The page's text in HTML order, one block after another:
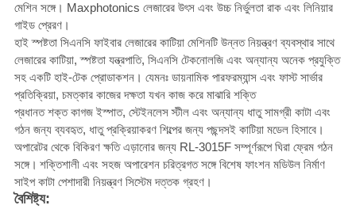
মেশিন সঙ্গে। Maxphotonics লেজারের উৎস এবং উচ্চ নির্ভুলতা রাক এবং লিনিয়ার
গাইড প্রেরণ।
হাই স্পষ্টতা সিএনসি ফাইবার লেজারের কাটিয়া মেশিনটি উন্নত নিয়ন্ত্রণ ব্যবস্থার সাথে
লেজারের কাটিয়া, স্পষ্টতা যন্ত্রপাতি, সিএনসি টেকনোলজি এবং অন্যান্য অনেক প্রযুক্তি
সহ একটি হাই-টেক প্রোডাকশন। যেমনঃ ডায়নামিক পারফরম্যান্স এবং ফাস্ট সার্ভার
প্রতিক্রিয়া, চমত্কার কাজের দক্ষতা যখন কাজ করে মাঝারি শক্তি
প্রধানত শক্ত কাগজ ইস্পাত, স্টেইনলেস স্টীল এবং অন্যান্য ধাতু সামগ্রী কাটা এবং
গঠন জন্য ব্যবহৃত, ধাতু প্রক্রিয়াকরণ শিল্পের জন্য পছন্দসই কাটিয়া মডেল হিসাবে।
অপারেটর থেকে বিকিরণ ক্ষতি এড়ানোর জন্য RL-3015F সম্পূর্ণরূপে ঘিরা ফ্রেম গঠন
সঙ্গে। শক্তিশালী এবং সহজ অপারেশন চরিত্রগত সঙ্গে বিশেষ ফাংশন মডিউল নির্মাণ
সাইপ কাটা পেশাদারী নিয়ন্ত্রণ সিস্টেম দত্তক গ্রহণ।
বৈশিষ্ট্য: